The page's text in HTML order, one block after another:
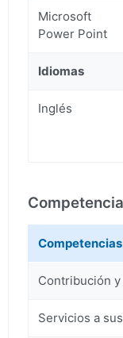
Microsoft
Power Point
Idiomas
Inglés
Contribución
Servicios a